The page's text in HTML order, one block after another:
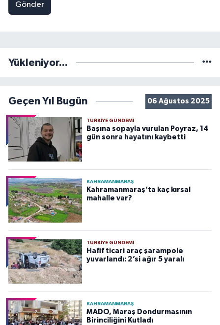
Gönder
Yükleniyor...
Geçen Yıl Bugün 06 Ağustos 2025
TÜRKIYE GÜNDEMI
Başına sopayla vurulan Poyraz, 14
gün sonra hayatını kaybetti
KAHRAMANMARAŞ
Kahramanmaraş’ta kaç kırsal
mahalle var?
TÜRKIYE GÜNDEMI
Hafif ticari araç şarampole
yuvarlandı: 2’si ağır 5 yaralı
KAHRAMANMARAŞ
MADO, Maraş Dondurmasının
Birinciliğini Kutladı